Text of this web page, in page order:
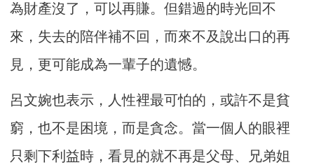
為財產沒了，可以再賺。但錯過的時光回不
來，失去的陪伴補不回，而來不及說出口的再
見，更可能成為一輩子的遺憾。
呂文婉也表示，人性裡最可怕的，或許不是貧
窮，也不是困境，而是貪念。當一個人的眼裡
只剩下利益時，看見的就不再是父母、兄弟姐